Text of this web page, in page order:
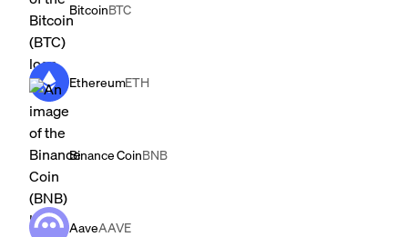
BitcoinBTC
EthereumETH
Binance CoinBNB
AaveAAVE